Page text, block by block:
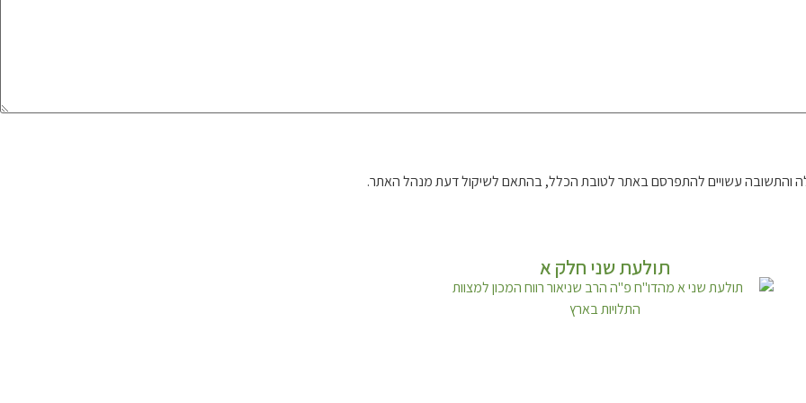
והתשובה עשויים להתפרסם באתר לטובת הכלל, בהתאם לשיקול דעת מנהל האתר.
תולעת שני חלק א